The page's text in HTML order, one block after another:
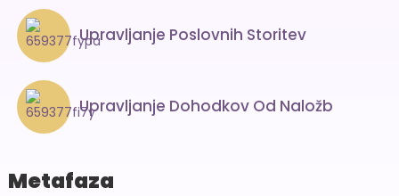
Upravljanje Poslovnih Storitev
Upravljanje Dohodkov Od Naložb
Metafaza